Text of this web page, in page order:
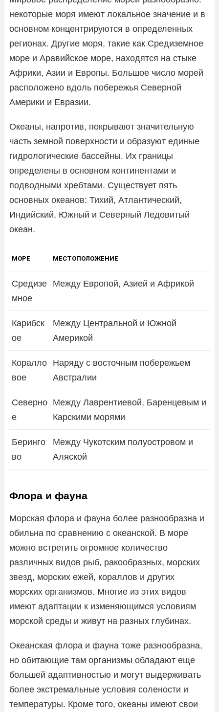
некоторые моря имеют локальное значение и в
основном концентрируются в определенных
регионах. Другие моря, такие как Средиземное
море и Аравийское море, находятся на стыке
Африки, Азии и Европы. Большое число морей
расположено вдоль побережья Северной
Америки и Евразии.
Океаны, напротив, покрывают значительную
часть земной поверхности и образуют единые
гидрологические бассейны. Их границы
определены в основном континентами и
подводными хребтами. Существует пять
основных океанов: Тихий, Атлантический,
Индийский, Южный и Северный Ледовитый
океан.
МОРЕ МЕСТОПОЛОЖЕНИЕ
Средизе
мное
Между Европой, Азией и Африкой
Карибск
ое
Между Центральной и Южной
Америкой
Коралло
вое
Наряду с восточным побережьем
Австралии
Северно
е
Между Лаврентиевой, Баренцевым и
Карскими морями
Беринго
во
Между Чукотским полуостровом и
Аляской
Флора и фауна
Морская флора и фауна более разнообразна и
обильна по сравнению с океанской. В море
можно встретить огромное количество
различных видов рыб, ракообразных, морских
звезд, морских ежей, кораллов и других
морских организмов. Многие из этих видов
имеют адаптации к изменяющимся условиям
морской среды и живут на разных глубинах.
Океанская флора и фауна тоже разнообразна,
но обитающие там организмы обладают еще
большей адаптивностью и могут выдерживать
более экстремальные условия солености и
температуры. Кроме того, океаны имеют свои